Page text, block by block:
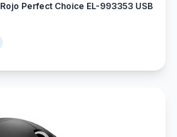
Perfect Choice EL-993353 USB